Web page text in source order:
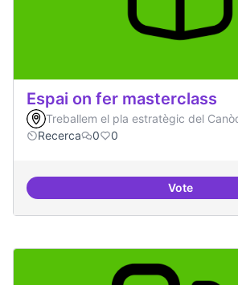
Espai on fer masterclass
Treballem el pla estratègic del
Recerca
0 0
VoteEspai on